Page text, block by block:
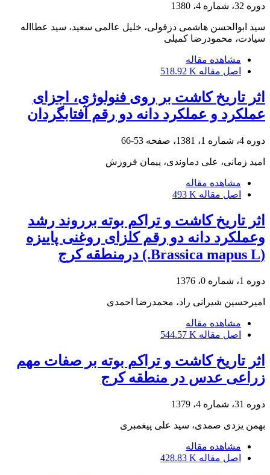
دوره 32، شماره 4، 1380
سید ابوالحسن هاشمی دزفولی، خلیل عالمی سعید، سید عطااله
سیادت، محمودرضا کمیلی
مشاهده مقاله
اصل مقاله 518.92 K
اثر تاریخ کاشت بر روی فنولوژی، اجزای
عملکرد و عملکرد دانه دو رقم آفتابگردان
دوره 4، شماره 1، 1381، صفحه 53-66
امید زمانی، علی دماوندی، پیمان فروزش
مشاهده مقاله
اصل مقاله 493 K
اثر تاریخ کاشت و تراکم بوته برروند رشد
وعملکرد دانه دو رقم کلزای روغنی پاییزه
(Brassica mapus L.) درمنطقه کرج
دوره 1، شماره 0، 1376
امیرحسین شیرانی راد، محمدرضا احمدی
مشاهده مقاله
اصل مقاله 544.57 K
اثر تاریخ کاشت و تراکم بوته بر صفات مهم
زراعی عدس در منطقه کرج
دوره 31، شماره 4، 1379
بهمن یزدی صمدی، سید علی پیغمبری
مشاهده مقاله
اصل مقاله 428.83 K